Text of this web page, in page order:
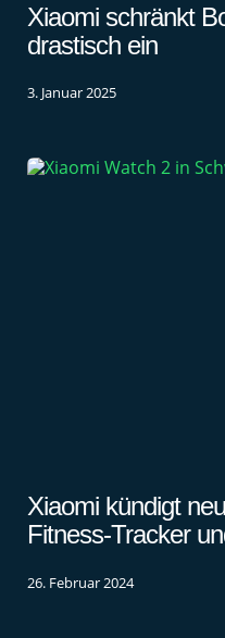
Xiaomi schränkt
drastisch ein
3. Januar 2025
Xiaomi kündigt
Fitness-Tracker
26. Februar 2024